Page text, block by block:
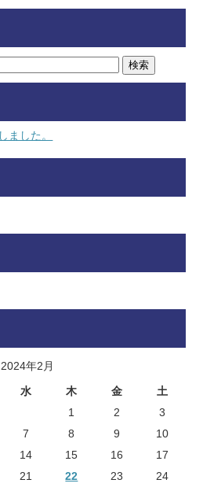
ました。
2024年2月
水 木 金
土
1
2
3
7 8 9
10
14 15 16
17
21 22 23 24